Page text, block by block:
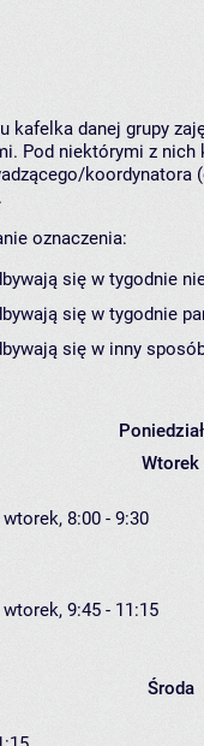
kafelka danej grupy
Pod niektórymi z nich
koordynatora
oznaczenia:
się w tygodnie
się w tygodnie
się w inny
Wtorek
wtorek, 8:00 - 9:30
wtorek, 9:45 - 11:15
Środa